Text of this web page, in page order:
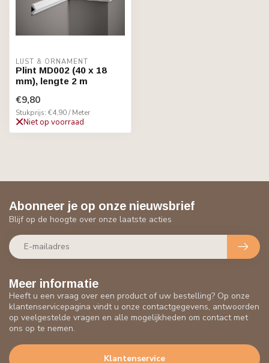
LIJST & ORNAMENT
Plint MD002 (40 x 18
mm), lengte 2 m
€9,80
Stukprijs: €4,90 / Meter
Niet op voorraad
Meer informatie
Heeft u een vraag over een product of uw bestelling? Op onze
klantenservicepagina vindt u onze contactgegevens, antwoorden
op veelgestelde vragen en alle mogelijkheden om contact met
ons op te nemen.
Klantenservice
Abonneer je op onze nieuwsbrief
Blijf op de hoogte over onze laatste acties